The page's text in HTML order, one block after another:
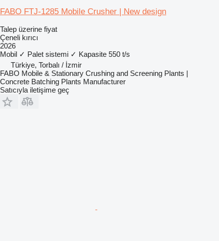
FABO FTJ-1285 Mobile Crusher | New design
Talep üzerine fiyat
Çeneli kırıcı
2026
Mobil ✓ Palet sistemi ✓ Kapasite 550 t/s
Türkiye, Torbalı / İzmir
FABO Mobile & Stationary Crushing and Screening Plants |
Concrete Batching Plants Manufacturer
Satıcıyla iletişime geç